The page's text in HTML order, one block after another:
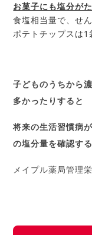
お菓子にも塩分が
食塩相当量で、せ
ポテトチップスは1
子どものうちから
多かったりすると
将来の生活習慣病
の塩分量を確認
メイプル薬局管理